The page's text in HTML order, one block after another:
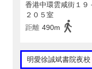
香港中環雲咸街１９
２０５室
距離 490m
明愛徐誠斌書院夜校